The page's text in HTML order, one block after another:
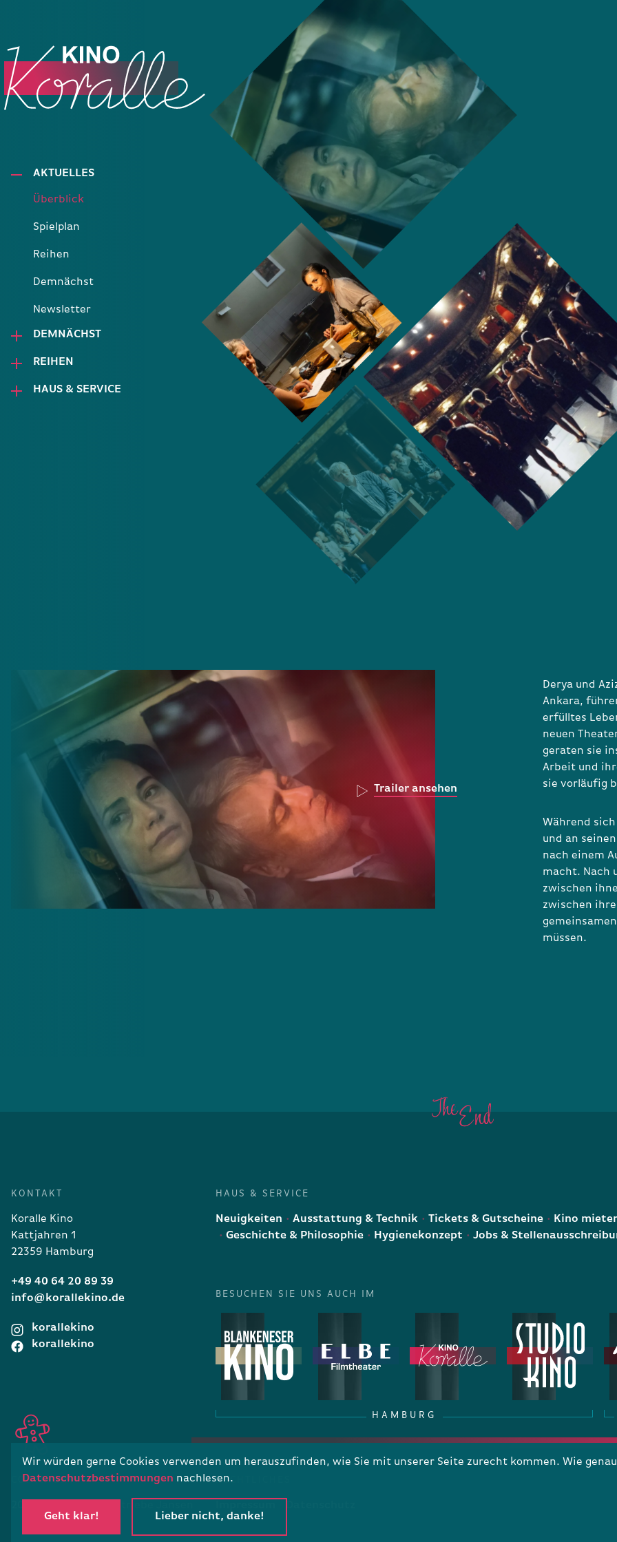
Wir würden gerne Cookies verwenden um herauszufinden, wie Sie mit unserer Seite zurecht kommen. Wie
Datenschutzbestimmungen nachlesen.
Geht klar! Lieber nicht, danke!
AKTUELLES
Überblick
Spielplan
Reihen
Demnächst
Newsletter
DEMNÄCHST
REIHEN
HAUS & SERVICE
Trailer ansehen
Derya und
Ankara,
erfülltes
neuen
geraten sie
Arbeit und
sie vorläufig
Während
und an
nach einem
macht. Nach
zwischen
zwischen
müssen.
KONTAKT
Koralle Kino
Kattjahren 1
22359 Hamburg
+49 40 64 20 89 39
info@korallekino.de
korallekino
korallekino
HAUS & SERVICE
Neuigkeiten Ausstattung & Technik Tickets & Gutscheine
Kino
Geschichte & Philosophie
Hygienekonzept Jobs &
BESUCHEN SIE UNS AUCH IM
HAMBURG
RECHTLICHES
COPYRIGHT